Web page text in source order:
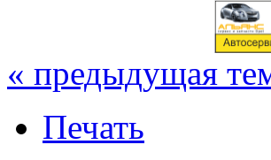
« предыдущая
Печать